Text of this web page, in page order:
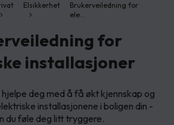
Elsikkerhet
Brukerveiledning for
ele…
for
installasjoner
hjelpe deg med å få økt kjennskap og
installasjonene i boligen din -
du føle deg litt tryggere.